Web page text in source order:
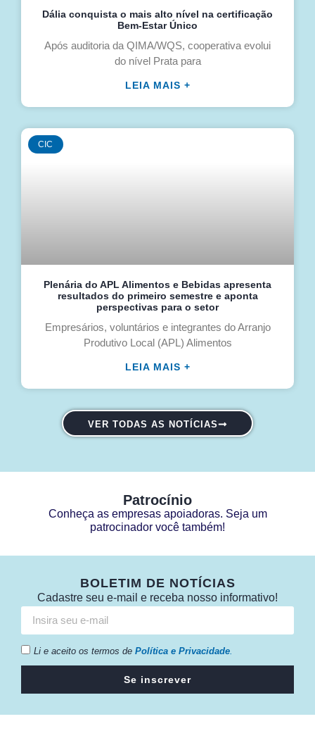
Dália conquista o mais alto nível na certificação
Bem-Estar Único
Após auditoria da QIMA/WQS, cooperativa evolui
do nível Prata para
LEIA MAIS +
CIC
Plenária do APL Alimentos e Bebidas apresenta
resultados do primeiro semestre e aponta
perspectivas para o setor
Empresários, voluntários e integrantes do Arranjo
Produtivo Local (APL) Alimentos
LEIA MAIS +
VER TODAS AS NOTÍCIAS
Patrocínio
Conheça as empresas apoiadoras. Seja um
patrocinador você também!
BOLETIM DE NOTÍCIAS
Cadastre seu e-mail e receba nosso informativo!
Li e aceito os termos de Política e Privacidade.
Se inscrever